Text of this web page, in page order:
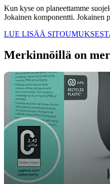
Kun kyse on planeettamme
Jokainen komponentti. Jokainen
LUE LISÄÄ
Merkinnöillä on